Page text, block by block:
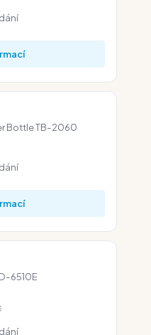
Bottle TB-2060
6510E